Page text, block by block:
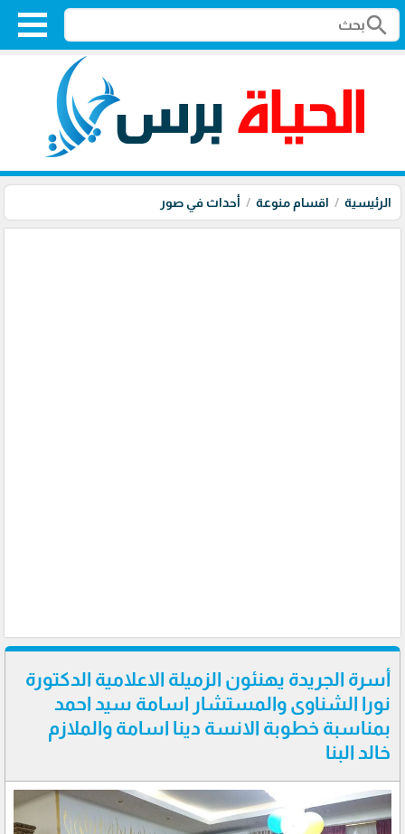
search
الرئيسية اقسام منوعة أحداث في صور
أسرة الجريدة يهنئون الزميلة الاعلامية الدكتورة
نورا الشناوى والمستشار اسامة سيد احمد
بمناسبة خطوبة الانسة دينا اسامة والملازم
خالد البنا